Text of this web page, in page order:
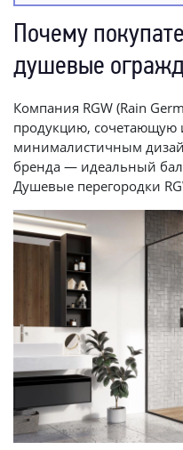
Почему
душевые
Компания RGW (Rain
продукцию, сочетающую
минималистичным
бренда — идеальный
Душевые перегородки